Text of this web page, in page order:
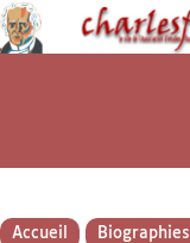
Accueil Biographies